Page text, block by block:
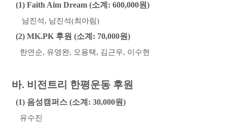
(1) Faith Aim Dream (소계 : 600,000원)
남진석, 남진석(최아림)
(2) MK.PK 후원 (소계 : 70,000원)
한연순, 유영완, 오용택, 김근우, 이수현
바. 비전트리 한평운동 후원
(1) 음성캠퍼스 (소계 : 30,000원)
유수진